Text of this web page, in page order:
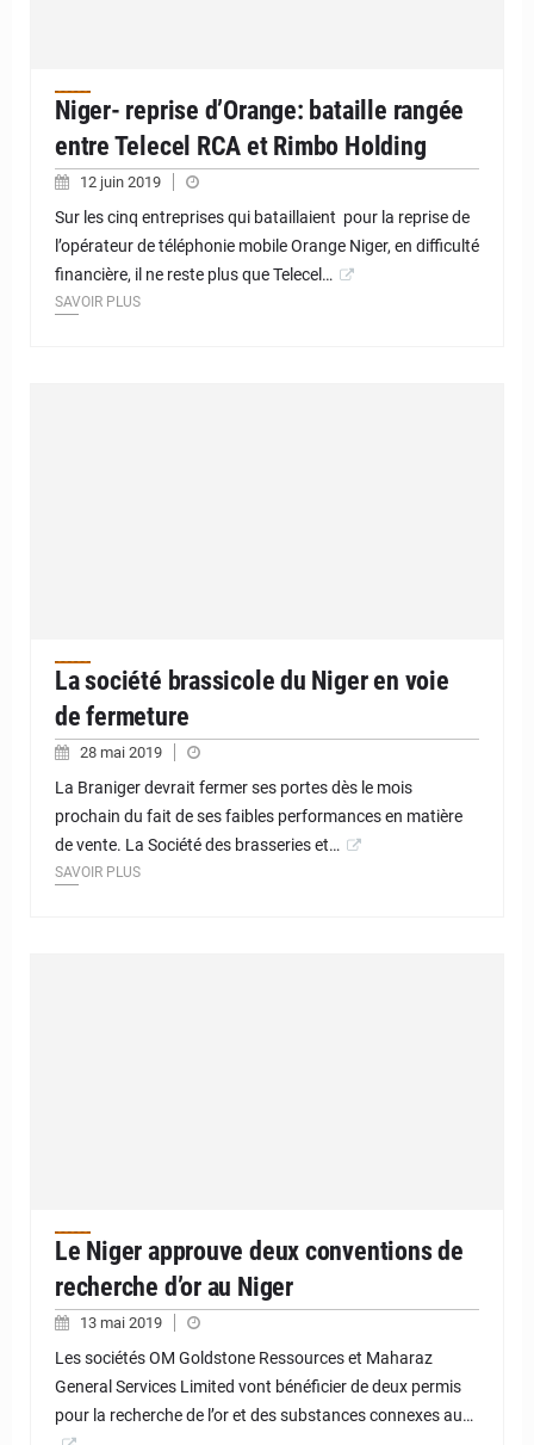
Niger- reprise d’Orange: bataille rangée
entre Telecel RCA et Rimbo Holding
12 juin 2019
Sur les cinq entreprises qui bataillaient pour la reprise de
l’opérateur de téléphonie mobile Orange Niger, en difficulté
financière, il ne reste plus que Telecel…
SAVOIR PLUS
La société brassicole du Niger en voie
de fermeture
28 mai 2019
La Braniger devrait fermer ses portes dès le mois
prochain du fait de ses faibles performances en matière
de vente. La Société des brasseries et…
SAVOIR PLUS
Le Niger approuve deux conventions de
recherche d’or au Niger
13 mai 2019
Les sociétés OM Goldstone Ressources et Maharaz
General Services Limited vont bénéficier de deux permis
pour la recherche de l’or et des substances connexes au…